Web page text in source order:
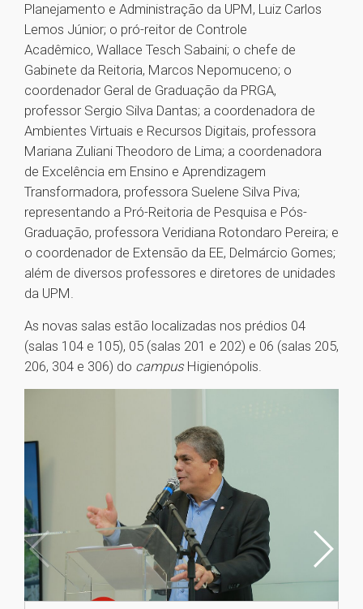
Planejamento e Administração da UPM, Luiz Carlos
Lemos Júnior; o pró-reitor de Controle
Acadêmico, Wallace Tesch Sabaini; o chefe de
Gabinete da Reitoria, Marcos Nepomuceno; o
coordenador Geral de Graduação da PRGA,
professor Sergio Silva Dantas; a coordenadora de
Ambientes Virtuais e Recursos Digitais, professora
Mariana Zuliani Theodoro de Lima; a coordenadora
de Excelência em Ensino e Aprendizagem
Transformadora, professora Suelene Silva Piva;
representando a Pró-Reitoria de Pesquisa e Pós-
Graduação, professora Veridiana Rotondaro Pereira; e
o coordenador de Extensão da EE, Delmárcio Gomes;
além de diversos professores e diretores de unidades
da UPM.
As novas salas estão localizadas nos prédios 04
(salas 104 e 105), 05 (salas 201 e 202) e 06 (salas 205,
206, 304 e 306) do campus Higienópolis.